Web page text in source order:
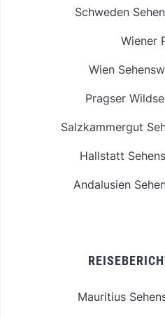
Schweden
Wiener
Wien
Pragser
Salzkammergut
Hallstatt
Andalusien
Mauritius